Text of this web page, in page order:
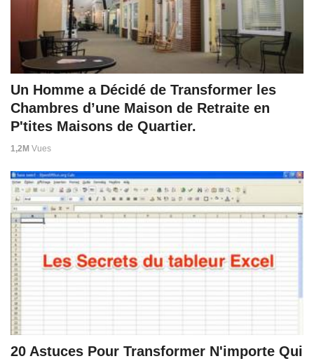
Un Homme a Décidé de Transformer les
Chambres d’une Maison de Retraite en
P'tites Maisons de Quartier.
1,2M Vues
20 Astuces Pour Transformer N'importe Qui